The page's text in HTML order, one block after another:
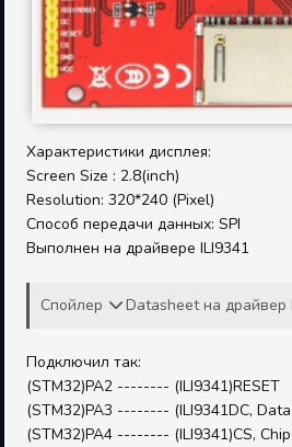
Характеристики дисплея:
Screen Size : 2.8(inch)
Resolution: 320*240 (Pixel)
Способ передачи данных: SPI
Выполнен на драйвере ILI9341
Спойлер Datasheet на драйвер
Подключил так:
(STM32)PA2 -------- (ILI9341)RESET
(STM32)PA3 -------- (ILI9341DC,
(STM32)PA4 -------- (ILI9341)CS,